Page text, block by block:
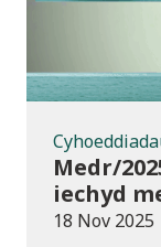
Medr/
iechyd
2025/26
18 Nov 2025